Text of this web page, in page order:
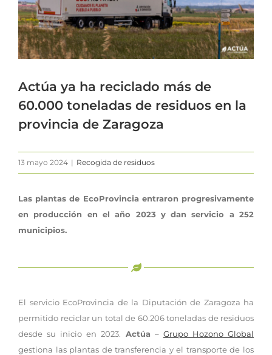
Actúa ya ha reciclado más de
60.000 toneladas de residuos en la
provincia de Zaragoza
13 mayo 2024 | Recogida de residuos
Las plantas de EcoProvincia entraron progresivamente
en producción en el año 2023 y dan servicio a 252
municipios.
El servicio EcoProvincia de la Diputación de Zaragoza ha
permitido reciclar un total de 60.206 toneladas de residuos
desde su inicio en 2023. Actúa – Grupo Hozono Global
gestiona las plantas de transferencia y el transporte de los